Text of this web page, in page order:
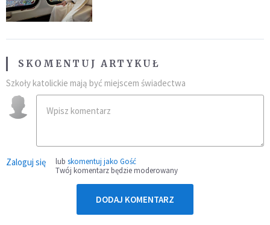
SKOMENTUJ ARTYKUŁ
Szkoły katolickie mają być miejscem świadectwa
Zaloguj się lub skomentuj jako Gość
Twój komentarz będzie moderowany
DODAJ KOMENTARZ